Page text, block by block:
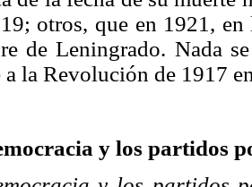
otros, que en 1921,
de Leningrado. Nada
a la Revolución de 1917
y los partidos